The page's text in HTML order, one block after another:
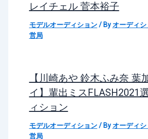
レイチェル 菅本裕子
モデルオーディション/ Byオーディ
営局
【川崎あや 鈴木ふみ奈 葉
イ】輩出ミスFLASH2021
ィション
モデルオーディション/ Byオーディ
営局